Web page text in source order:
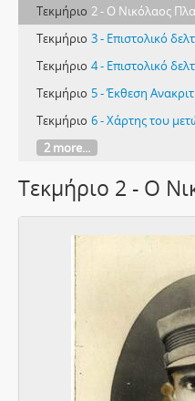
Τεκμήριο 2 - Ο Νικόλαος
Τεκμήριο 3 - Επιστολικό δελτάριο που απεικονίζει το Τσεσμέ
Τεκμήριο 4 - Επιστολικό δελτάριο στο οποίο
Τεκμήριο 5 - Έκθεση
Τεκμήριο 6 - Χάρτης του
2 more...
Τεκμήριο 2 - Ο